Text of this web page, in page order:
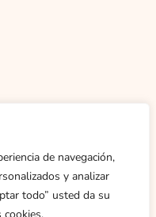
de navegación,
y analizar
todo” usted da su